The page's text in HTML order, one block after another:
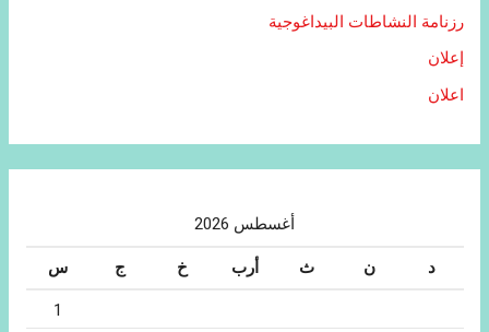
رزنامة النشاطات البيداغوجية
إعلان
اعلان
أغسطس 2026
د ن ث أرب خ ج س
1